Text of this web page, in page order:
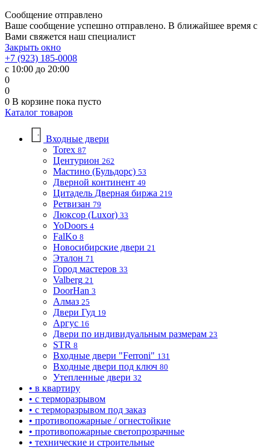
Сообщение отправлено
Ваше сообщение успешно отправлено. В ближайшее время с
Вами свяжется наш специалист
Закрыть окно
+7 (923) 185-0008
с 10:00 до 20:00
0
0
0 В корзине пока пусто
Каталог товаров
Входные двери
Torex 87
Центурион 262
Мастино (Бульдорс) 53
Дверной континент 49
Цитадель Дверная биржа 219
Ретвизан 79
Люксор (Luxor) 33
YoDoors 4
FalKo 8
Новосибирские двери 21
Эталон 71
Город мастеров 33
Valberg 21
DoorHan 3
Алмаз 25
Двери Гуд 19
Аргус 16
Двери по индивидуальным размерам 23
STR 8
Входные двери "Ferroni" 131
Входные двери под ключ 80
Утепленные двери 32
• в квартиру
• с терморазрывом
• с терморазрывом под заказ
• противопожарные / огнестойкие
• противопожарные светопрозрачные
• технические и строительные